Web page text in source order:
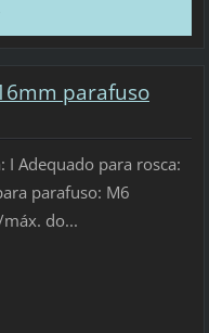
parafuso
I Adequado para rosca:
parafuso: M6
do...